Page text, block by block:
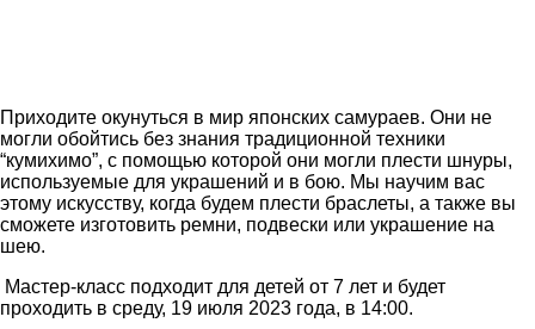
Приходите окунуться в мир японских самураев. Они не
могли обойтись без знания традиционной техники
“кумихимо”, с помощью которой они могли плести шнуры,
используемые для украшений и в бою. Мы научим вас
этому искусству, когда будем плести браслеты, а также вы
сможете изготовить ремни, подвески или украшение на
шею.
Мастер-класс подходит для детей от 7 лет и будет
проходить в среду, 19 июля 2023 года, в 14:00.